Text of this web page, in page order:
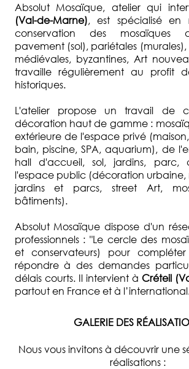
Absolut Mosaïque, atelier qui
(Val-de-Marne), est spécialisé en
conservation des mosaïques
pavement (sol), pariétales
médiévales, byzantines, Art
travaille régulièrement au profit
historiques.
L'atelier propose un travail de
décoration haut de gamme :
extérieure de l'espace privé
bain, piscine, SPA, aquarium), de
hall d'accueil, sol, jardins, parc,
l'espace public (décoration urbaine,
jardins et parcs, street Art,
bâtiments).
Absolut Mosaïque dispose d'un
professionnels : "Le cercle des
et conservateurs) pour compléter
répondre à des demandes
délais courts. Il intervient àCréteil
partout en France et à
GALERIE DES
Nous vous invitons à découvrir une
réalisations :